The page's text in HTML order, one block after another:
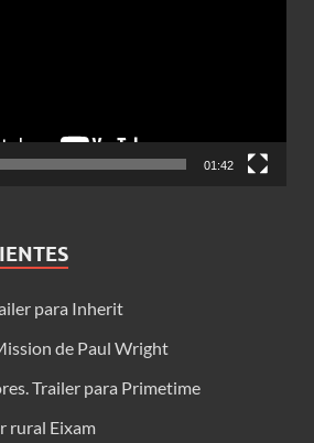
01:42
para Inherit
de Paul Wright
Trailer para Primetime
rural Eixam